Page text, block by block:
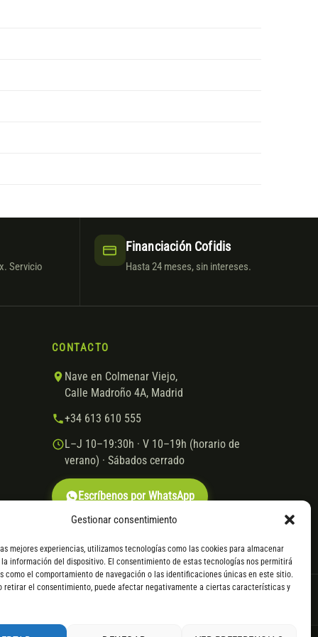
Gestionar consentimiento
mejores experiencias, utilizamos tecnologías como las cookies para almacenar
información del dispositivo. El consentimiento de estas tecnologías nos permitirá
como el comportamiento de navegación o las identificaciones únicas en este sitio.
retirar el consentimiento, puede afectar negativamente a ciertas características y
Servicio
Financiación Cofidis
Hasta 24 meses, sin intereses.
CONTACTO
Nave en Colmenar Viejo,
Calle Madroño 4A, Madrid
+34 613 610 555
L–J 10–19:30h · V 10–19h (horario de
verano) · Sábados cerrado
Escríbenos por WhatsApp